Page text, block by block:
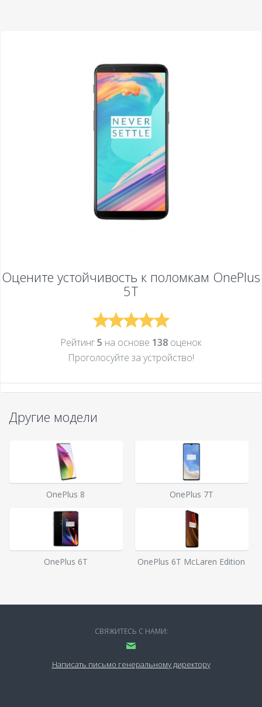
Оцените устойчивость к поломкам OnePlus
5T
Рейтинг5 на основе 138 оценок
Проголосуйте за устройcтво!
Другие модели
OnePlus 8 OnePlus 7T
OnePlus 6T OnePlus 6T McLaren Edition
СВЯЖИТЕСЬ С НАМИ:
Написать письмо генеральному директору